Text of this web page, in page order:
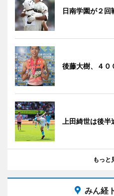
日南学園が２
後藤大樹、４０
上田綺世は後
もっと
みん経